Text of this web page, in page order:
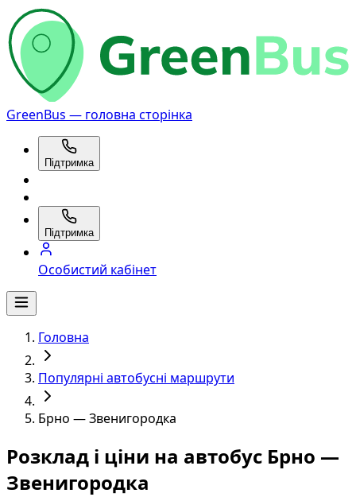
GreenBus — головна сторінка
Підтримка
Підтримка
Особистий кабінет
Головна
Популярні автобусні маршрути
Брно — Звенигородка
Розклад і ціни на автобус Брно —
Звенигородка